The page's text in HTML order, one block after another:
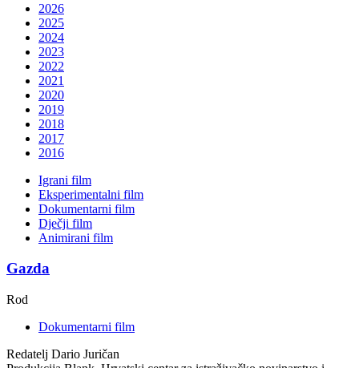
2026
2025
2024
2023
2022
2021
2020
2019
2018
2017
2016
Igrani film
Eksperimentalni film
Dokumentarni film
Dječji film
Animirani film
Gazda
Rod
Dokumentarni film
Redatelj Dario Juričan